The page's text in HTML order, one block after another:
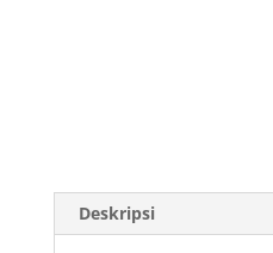
Deskripsi